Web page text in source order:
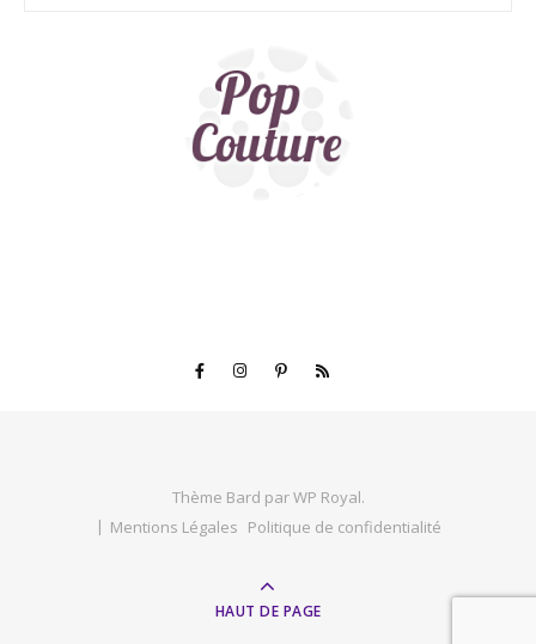
Thème Bard parWP Royal.
Mentions Légales Politique de confidentialité
HAUT DE PAGE